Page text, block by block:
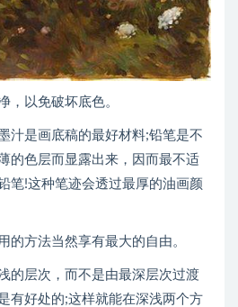
，以免破坏底色。
汁是画底稿的最好材料;铅笔是不
的色层而显露出来，因而最不适
笔!这种笔迹会透过最厚的油画颜
的方法当然享有最大的自由。
的层次，而不是由最深层次过渡
有好处的;这样就能在深浅两个方